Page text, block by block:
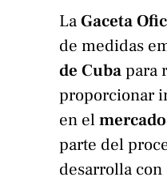
La Gaceta
de medidas
de Cubapara
proporcionar
en el
parte del
desarrolla